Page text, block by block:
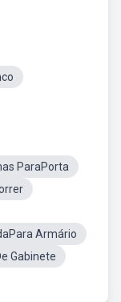
ParaPorta
Armário
Gabinete